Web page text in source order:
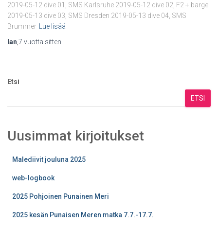
2019-05-12 dive 01, SMS Karlsruhe 2019-05-12 dive 02, F2 + barge
2019-05-13 dive 03, SMS Dresden 2019-05-13 dive 04, SMS
Brummer
Lue lisää
Ian 7 vuotta sitten
Etsi
ETSI
Uusimmat kirjoitukset
Malediivit jouluna 2025
web-logbook
2025 Pohjoinen Punainen Meri
2025 kesän Punaisen Meren matka 7.7.-17.7.